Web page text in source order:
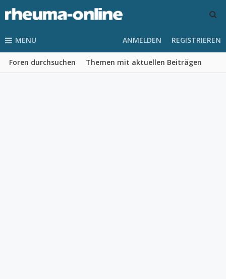
MENU
Foren durchsuchen Themen mit aktuellen Beiträgen
ANMELDEN REGISTRIEREN